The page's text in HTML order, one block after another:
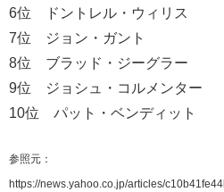
6位 ドントレル・ウィリス
7位 ジョン・ガント
8位 ブラッド・ジーグラー
9位 ジョシュ・コルメンター
10位 パット・ベンディット
参照元：
https://news.yahoo.co.jp/articles/